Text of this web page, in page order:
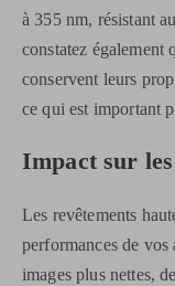
à 355 nm, résistant
constatez également
conservent leurs
ce qui est important
Impact sur
Les revêtements
performances de
images plus nettes,